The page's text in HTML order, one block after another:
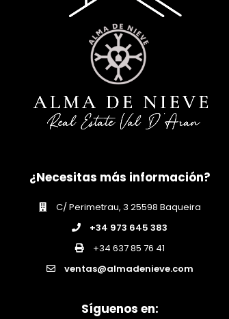
¿Necesitas más información?
C/ Perimetrau, 3 25598 Baqueira
+34 973 645 383
+34 637 85 76 41
ventas@almadenieve.com
Síguenos en: